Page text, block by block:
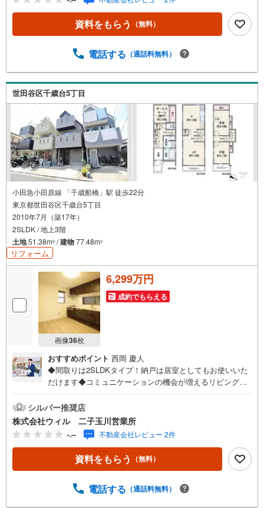
ーホン付きで、防犯面も心強いですね◆トイレが2ヶ所ある
ので、朝の忙しい時間もスムーズに準備できます◆前面道
路は開放的な幅約5mで、お車の出し入れもスムーズ◆ビル
0～19:00】上記時間はお電話が繋がりやすくなっておりま
「室内・現地を見学する（無料）」ボタンよりご希望の日
時をご記入いただけますとスムーズにご案内が可能です。
【ウィル不動産販売はここが強み】（1）住宅ローンに精通
しており、社内にローン専門部署があります！（2）施工実
績多数のリフォーム部門も社内にあります！（3）定休日な
し！
資料をもらう （無料）
電話する （通話料無料）
世田谷区千歳台5丁目
小田急小田原線 「千歳船橋」駅 徒歩22分
東京都世田谷区千歳台5丁目
2010年7月（築17年）
2SLDK / 地上3階
土地51.38m2 /建物77.48m2
リフォーム
画像36枚
6,299万円
成約でもらえる
おすすめポイント 西岡 慶人
◆間取りは2SLDKタイプ！納戸は居室としてもお使いいた
だけます◆コミュニケーションの機会が増えるリビング階
ースを有効的に使えます◆フローリング仕様で、お掃除ら
くらくスムーズに！◆節水になり、家事の時短も助けてく
れる食洗機付きシステムキッチン◆浴室乾燥機・追い焚き
機能を完備！◆お洗濯物やお布団干しにも便利なバルコニ
ー付き◆地勢は生活がしやすい平坦地となっております◆
「サミットストア千歳台店」まで徒歩約4分！日々のお買い
00～19:00】上記時間はお電話が繋がりやすくなっておりま
シルバー推奨店
株式会社ウィル 二子玉川営業所
-.-- 不動産会社レビュー 2件
資料をもらう （無料）
電話する （通話料無料）